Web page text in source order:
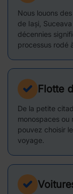
Nous louons
de Iași,
décennies
processus rodé
Flotte
De la petite
monospaces ou
pouvez choisir
voyage.